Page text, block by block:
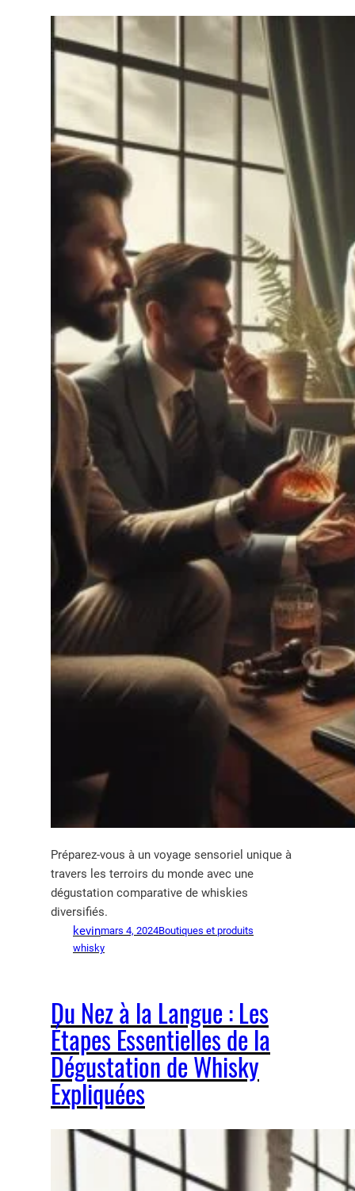
Préparez-vous à un voyage sensoriel unique à
travers les terroirs du monde avec une
dégustation comparative de whiskies
diversifiés.
kevinmars 4, 2024Boutiques et produits
whisky
Du Nez à la Langue : Les
Étapes Essentielles de la
Dégustation de Whisky
Expliquées